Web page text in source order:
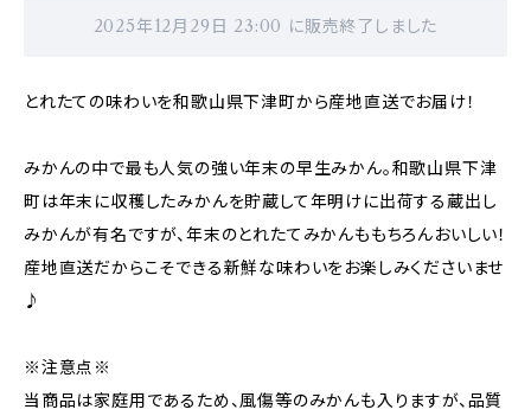
2025年12月29日 23:00 に販売終了しました
とれたての味わいを和歌山県下津町から産地直送でお届け！
みかんの中で最も人気の強い年末の早生みかん。和歌山県下津
町は年末に収穫したみかんを貯蔵して年明けに出荷する蔵出し
みかんが有名ですが、年末のとれたてみかんももちろんおいしい！
産地直送だからこそできる新鮮な味わいをお楽しみくださいませ
♪
※注意点※
当商品は家庭用であるため、風傷等のみかんも入りますが、品質